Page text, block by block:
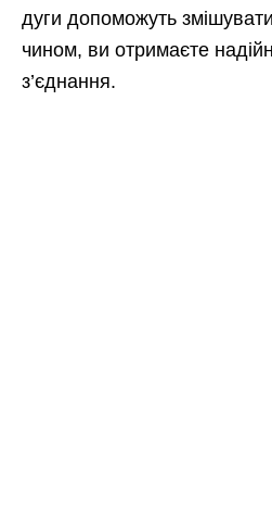
дуги допоможуть
чином, ви отримаєте
з’єднання.